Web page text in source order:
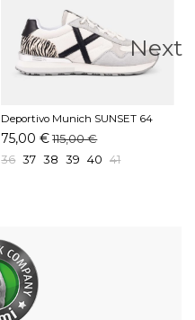
Deportivo Munich SUNSET 64
Blanco
75,00 € 115,00 €
36 37 38 39 40 41
Next